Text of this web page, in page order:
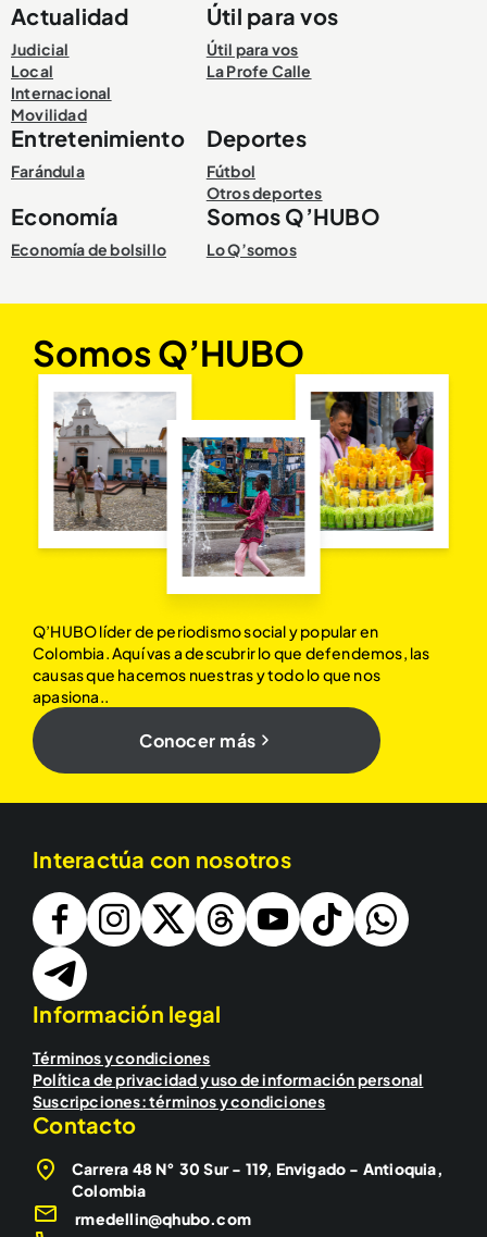
Compartir Noticia
Actualidad
Judicial
Local
Internacional
Movilidad
Útil para vos
Útil para vos
La Profe Calle
Entretenimiento
Farándula
Deportes
Fútbol
Otros deportes
Economía
Economía de bolsillo
Somos Q’HUBO
Lo Q’somos
Somos Q’HUBO
Q’HUBO líder de periodismo social y popular en
Colombia. Aquí vas a descubrir lo que defendemos, las
causas que hacemos nuestras y todo lo que nos
apasiona..
Conocer más
Interactúa con nosotros
Información legal
Términos y condiciones
Política de privacidad y uso de información personal
Suscripciones: términos y condiciones
Contacto
Carrera 48 N° 30 Sur - 119, Envigado - Antioquia,
Colombia
rmedellin@qhubo.com